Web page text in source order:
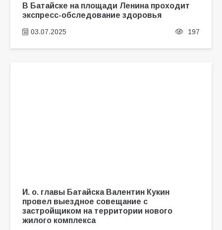
В Батайске на площади Ленина проходит
экспресс-обследование здоровья
03.07.2025 197
И. о. главы Батайска Валентин Кукин
провел выездное совещание с
застройщиком на территории нового
жилого комплекса